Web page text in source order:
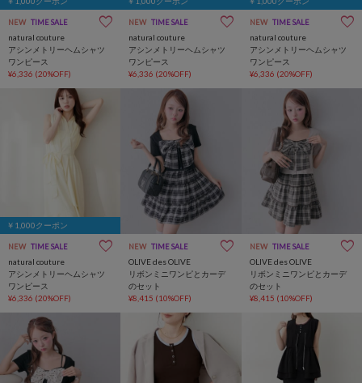
NEW TIME SALE
natural couture
アシンメトリーヘムシャツ
ワンピース
¥6,336 (20%OFF)
NEW TIME SALE
natural couture
アシンメトリーヘムシャツ
ワンピース
¥6,336 (20%OFF)
NEW TIME SALE
natural couture
アシンメトリーヘムシャツ
ワンピース
¥6,336 (20%OFF)
￥1,000クーポン
NEW TIME SALE
natural couture
アシンメトリーヘムシャツ
ワンピース
¥6,336 (20%OFF)
NEW TIME SALE
OLIVE des OLIVE
リボンミニワンピとカーデ
のセット
¥8,415 (10%OFF)
NEW TIME SALE
OLIVE des OLIVE
リボンミニワンピとカーデ
のセット
¥8,415 (10%OFF)